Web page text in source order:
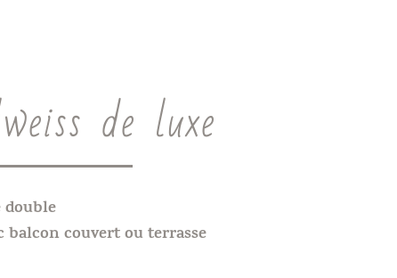
de luxe
double
balcon couvert ou terrasse